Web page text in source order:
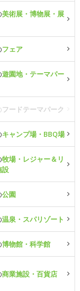
美術展・博物展・展
フェア
遊園地・テーマパー
フードテーマパーク
キャンプ場・BBQ場
牧場・レジャー＆リ
設
公園
温泉・スパリゾート
博物館・科学館
商業施設・百貨店